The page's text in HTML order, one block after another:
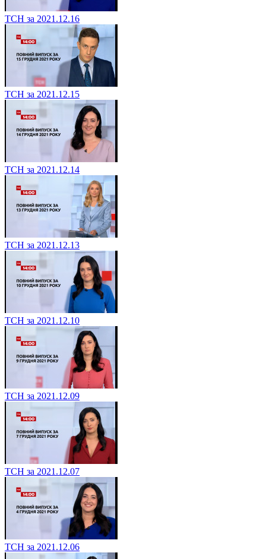
ТСН за 2021.12.16
ТСН за 2021.12.15
ТСН за 2021.12.14
ТСН за 2021.12.13
ТСН за 2021.12.10
ТСН за 2021.12.09
ТСН за 2021.12.07
ТСН за 2021.12.06